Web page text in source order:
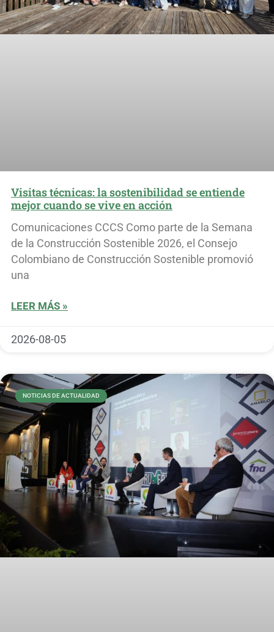
Visitas técnicas: la sostenibilidad se entiende
mejor cuando se vive en acción
Comunicaciones CCCS Como parte de la Semana
de la Construcción Sostenible 2026, el Consejo
Colombiano de Construcción Sostenible promovió
una
LEER MÁS »
2026-08-05
NOTICIAS DE ACTUALIDAD